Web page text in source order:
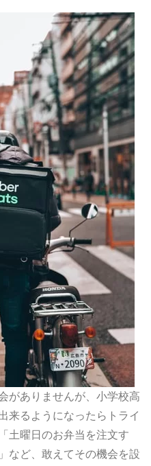
がありませんが、 小学校高
来るようになったらトライ
土曜日のお弁当を注文す
など、敢えてその機会を設